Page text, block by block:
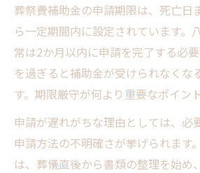
葬祭費補助金の申請期限は、死亡日
ら一定期間内に設定されています。
常は2か月以内に申請を完了する必
を過ぎると補助金が受けられなくな
す。期限厳守が何より重要なポイント
申請が遅れがちな理由としては、必
申請方法の不明確さが挙げられます
は、葬儀直後から書類の整理を始め